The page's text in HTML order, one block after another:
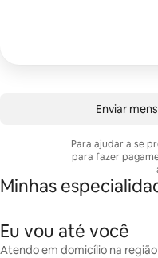
Enviar
Para ajudar a se
para fazer
Minhas
Eu vou até você
Atendo em domicílio na